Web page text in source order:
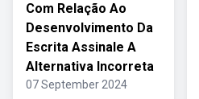
Com Relação Ao
Desenvolvimento Da
Escrita Assinale A
Alternativa Incorreta
07 September 2024